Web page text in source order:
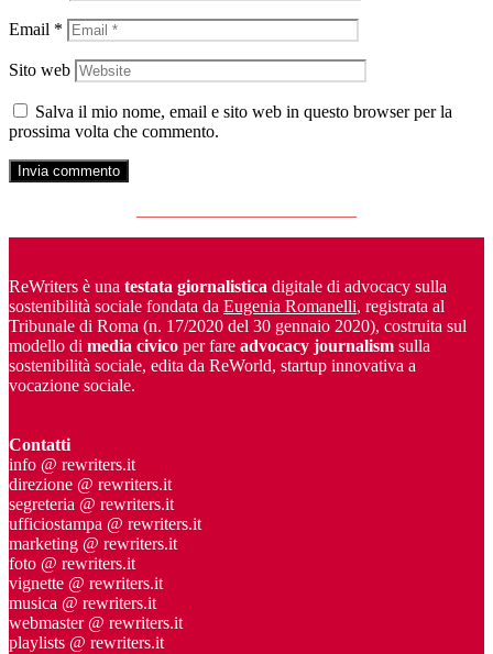
Email *
Sito web
Salva il mio nome, email e sito web in questo browser per la
prossima volta che commento.
ReWriters è una testata giornalistica digitale di advocacy sulla
sostenibilità sociale fondata da Eugenia Romanelli, registrata al
Tribunale di Roma (n. 17/2020 del 30 gennaio 2020), costruita sul
modello di media civico per fare advocacy journalism sulla
sostenibilità sociale, edita da ReWorld, startup innovativa a
vocazione sociale.
Contatti
info @ rewriters.it
direzione @ rewriters.it
segreteria @ rewriters.it
ufficiostampa @ rewriters.it
marketing @ rewriters.it
foto @ rewriters.it
vignette @ rewriters.it
musica @ rewriters.it
webmaster @ rewriters.it
playlists @ rewriters.it